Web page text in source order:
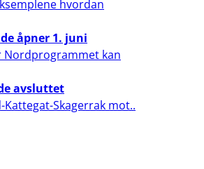
hvordan
åpner 1. juni
Nordprogrammet kan
avsluttet
Skagerrak mot..